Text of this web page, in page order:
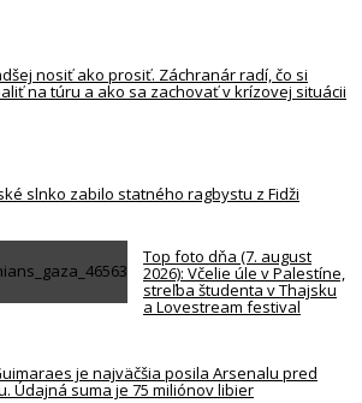
nosiť ako prosiť. Záchranár radí, čo si
na túru a ako sa zachovať v krízovej situácii
slnko zabilo statného ragbystu z Fidži
Top foto dňa (7. august
2026): Včelie úle v Palestíne,
streľba študenta v Thajsku
a Lovestream festival
je najväčšia posila Arsenalu pred
Údajná suma je 75 miliónov libier